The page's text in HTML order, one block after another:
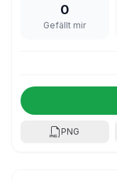
0
Gefällt mir
PNG